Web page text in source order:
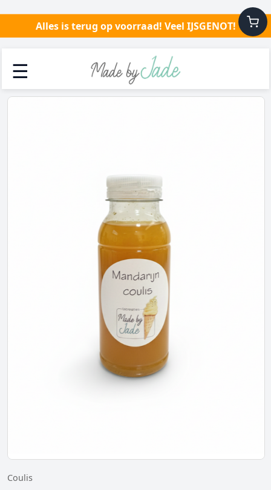
Alles is terug op voorraad! Veel IJSGENOT!
☰
Coulis